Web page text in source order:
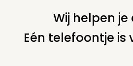
U bent hier: home notarieel
decharge verlenen aan de
Wij helpen je
Eén telefoontje is